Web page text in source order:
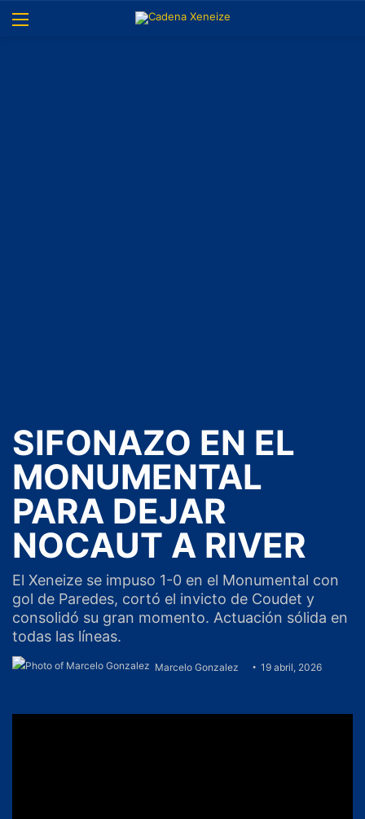
SIFONAZO EN EL
MONUMENTAL
PARA DEJAR
NOCAUT A RIVER
El Xeneize se impuso 1-0 en el Monumental con
gol de Paredes, cortó el invicto de Coudet y
consolidó su gran momento. Actuación sólida en
todas las líneas.
Marcelo Gonzalez 19 abril, 2026